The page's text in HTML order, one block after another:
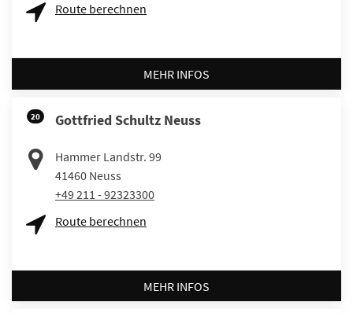
Route berechnen
MEHR INFOS
20 Gottfried Schultz Neuss
Hammer Landstr. 99
41460 Neuss
+49 211 - 92323300
Route berechnen
MEHR INFOS